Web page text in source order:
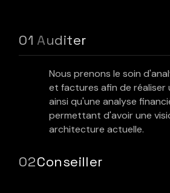
Auditer
Nous prenons le soin
et factures afin de
ainsi qu'une analyse
permettant d'avoir une
architecture actuelle.
Conseiller